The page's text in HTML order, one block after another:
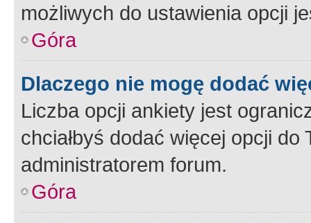
możliwych do ustawienia opcji
Góra
Dlaczego nie mogę dodać
Liczba opcji ankiety jest
chciałbyś dodać więcej opcji
administratorem forum.
Góra